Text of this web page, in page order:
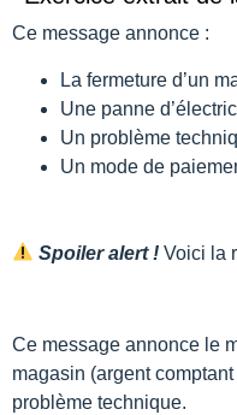
Ce message annonce :
La fermeture d’un
Une panne
Un problème
Un mode de
Spoiler alert ! Voici la
Ce message annonce le
magasin (argent
problème technique.